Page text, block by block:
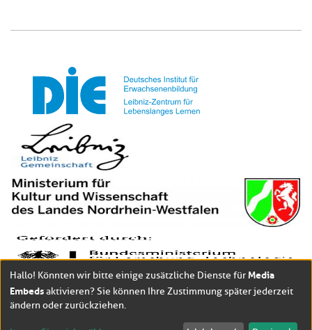
Hallo! Könnten wir bitte einige zusätzliche Dienste für Media
Embedsaktivieren? Sie können Ihre Zustimmung später jederzeit
ändern oder zurückziehen.